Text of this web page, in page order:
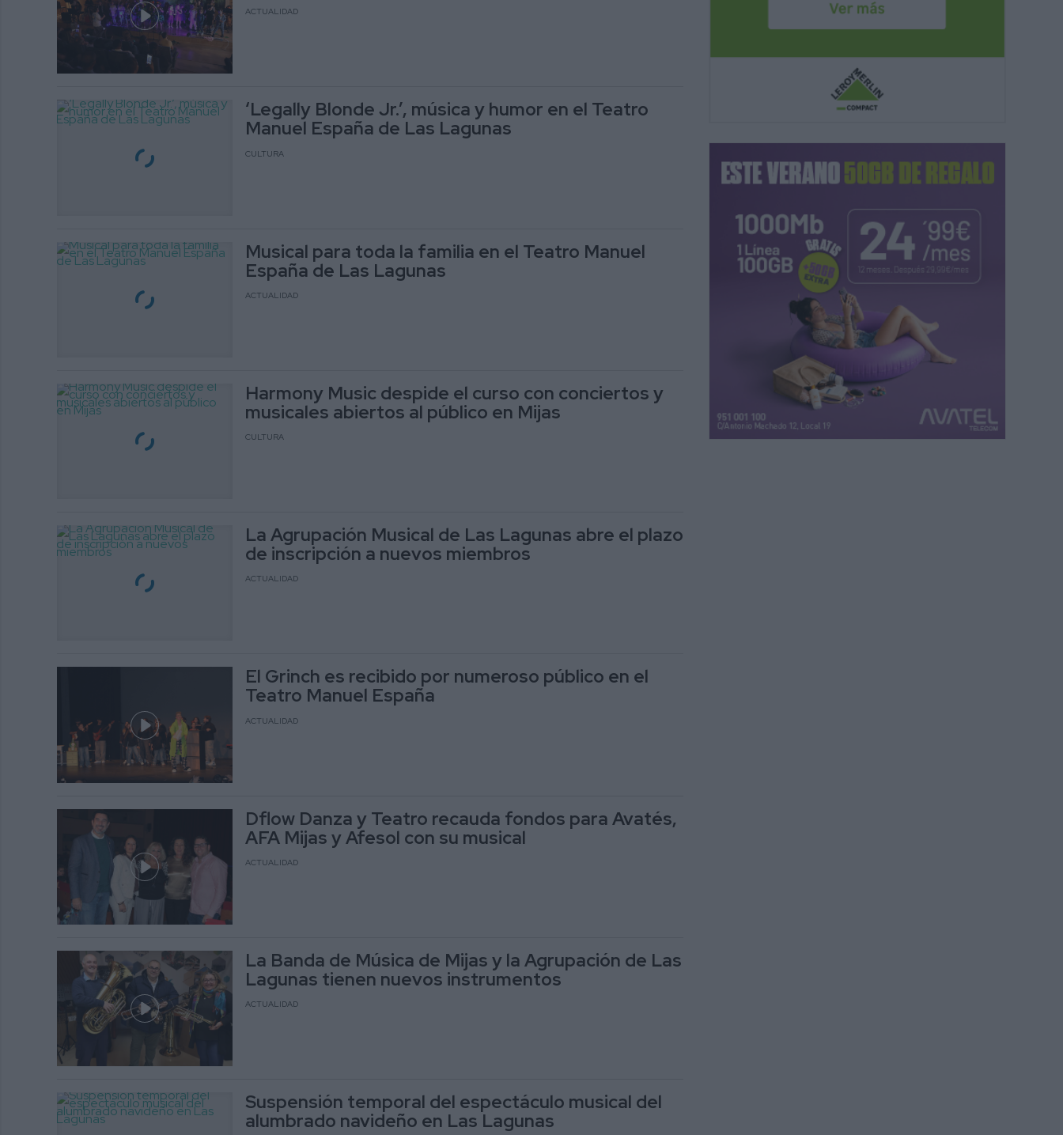
ACTUALIDAD
‘Legally Blonde Jr.’, música y humor en el Teatro
Manuel España de Las Lagunas
CULTURA
Musical para toda la familia en el Teatro Manuel
España de Las Lagunas
ACTUALIDAD
Harmony Music despide el curso con conciertos y
musicales abiertos al público en Mijas
CULTURA
La Agrupación Musical de Las Lagunas abre el plazo
de inscripción a nuevos miembros
ACTUALIDAD
El Grinch es recibido por numeroso público en el
Teatro Manuel España
ACTUALIDAD
Dflow Danza y Teatro recauda fondos para Avatés,
AFA Mijas y Afesol con su musical
ACTUALIDAD
La Banda de Música de Mijas y la Agrupación de Las
Lagunas tienen nuevos instrumentos
ACTUALIDAD
Suspensión temporal del espectáculo musical del
alumbrado navideño en Las Lagunas